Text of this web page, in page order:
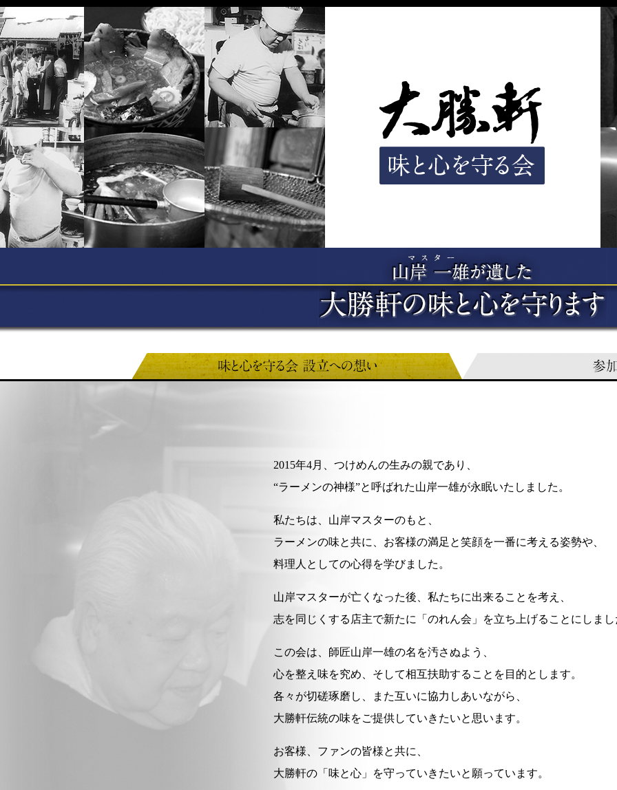
2015年4月、つけめんの生みの親であり、
“ラーメンの神様”と呼ばれた山岸一雄が永眠いたしました。
私たちは、山岸マスターのもと、
ラーメンの味と共に、お客様の満足と笑顔を一番に考える姿勢や、
料理人としての心得を学びました。
山岸マスターが亡くなった後、私たちに出来ることを考え、
志を同じくする店主で新たに「のれん会」を立ち上げることにしま
この会は、師匠山岸一雄の名を汚さぬよう、
心を整え味を究め、そして相互扶助することを目的とします。
各々が切磋琢磨し、また互いに協力しあいながら、
大勝軒伝統の味をご提供していきたいと思います。
お客様、ファンの皆様と共に、
大勝軒の「味と心」を守っていきたいと願っています。